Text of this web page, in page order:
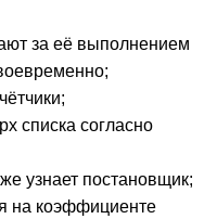
за её выполнением
списка согласно
узнает постановщик;
на коэффициенте